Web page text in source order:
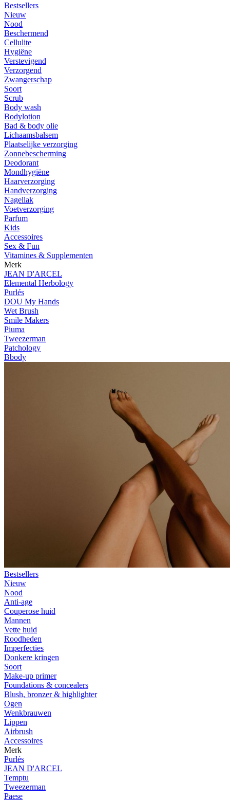
Bestsellers
Nieuw
Nood
Beschermend
Cellulite
Hygiëne
Verstevigend
Verzorgend
Zwangerschap
Soort
Scrub
Body wash
Bodylotion
Bad & body olie
Lichaamsbalsem
Plaatselijke verzorging
Zonnebescherming
Deodorant
Mondhygiëne
Haarverzorging
Handverzorging
Nagellak
Voetverzorging
Parfum
Kids
Accessoires
Sex & Fun
Vitamines & Supplementen
Merk
JEAN D'ARCEL
Elemental Herbology
Purlés
DOU My Hands
Wet Brush
Smile Makers
Piuma
Tweezerman
Patchology
Bbody
Bestsellers
Nieuw
Nood
Anti-age
Couperose huid
Mannen
Vette huid
Roodheden
Imperfecties
Donkere kringen
Soort
Make-up primer
Foundations & concealers
Blush, bronzer & highlighter
Ogen
Wenkbrauwen
Lippen
Airbrush
Accessoires
Merk
Purlés
JEAN D'ARCEL
Temptu
Tweezerman
Paese